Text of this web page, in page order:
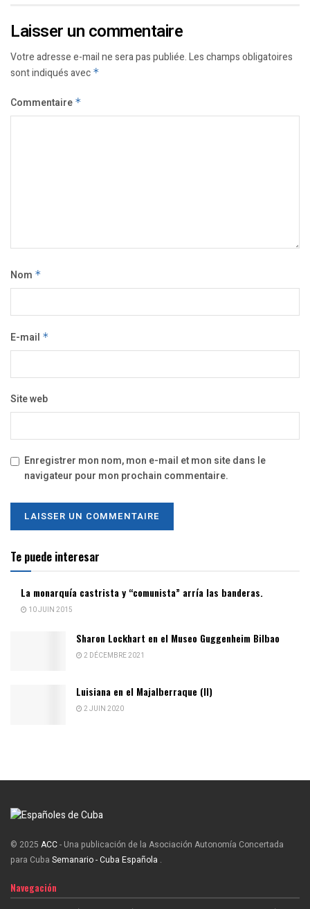
Laisser un commentaire
Votre adresse e-mail ne sera pas publiée.Les champs obligatoires
sont indiqués avec *
Commentaire *
Nom *
E-mail *
Site web
Enregistrer mon nom, mon e-mail et mon site dans le
navigateur pour mon prochain commentaire.
Te puede interesar
La monarquía castrista y “comunista” arría las banderas.
10 JUIN 2015
Sharon Lockhart en el Museo Guggenheim Bilbao
2 DÉCEMBRE 2021
Luisiana en el Majalberraque (II)
2 JUIN 2020
© 2025 ACC- Una publicación de la Asociación Autonomía Concertada
para Cuba Semanario - Cuba Española .
Navegación